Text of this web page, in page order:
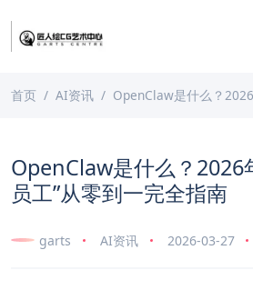
首页 AI资讯 OpenClaw是什么？2026年最火的
OpenClaw是什么？2026
员工”从零到一完全指南
garts AI资讯 2026-03-27